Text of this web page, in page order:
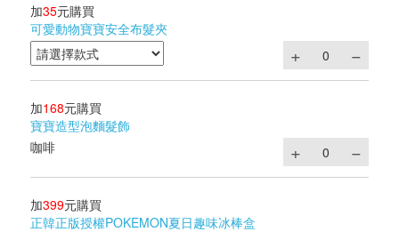
加35元購買
可愛動物寶寶安全布髮夾
加168元購買
寶寶造型泡麵髮飾
咖啡
加399元購買
正韓正版授權POKEMON夏日趣味冰棒盒